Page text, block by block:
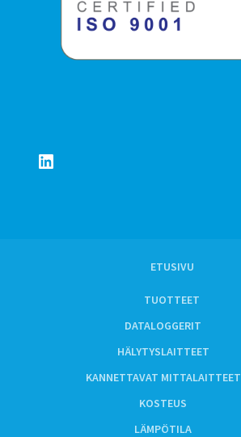
LinkedIn
ETUSIVU
TUOTTEET
DATALOGGERIT
HÄLYTYSLAITTEET
KANNETTAVAT MITTALAITTEET
KOSTEUS
LÄMPÖTILA